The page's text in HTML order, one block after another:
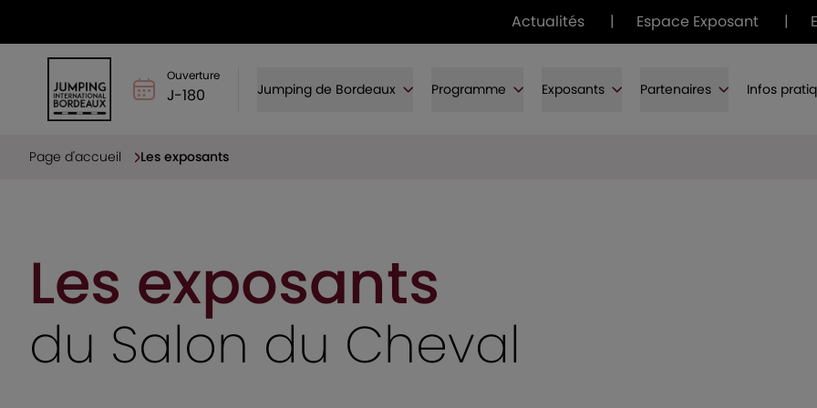
Actualités | Espace Exposant |
Ouverture
J-180 Jumping de Bordeaux Programme Exposants Partenaires Infos
Page d'accueil Les exposants
Les exposants
du Salon du Cheval